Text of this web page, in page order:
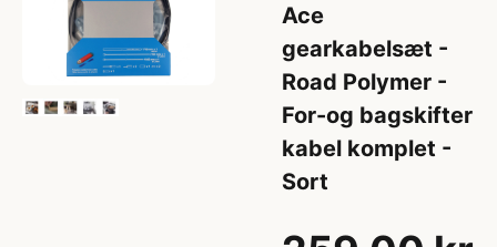
Ace
gearkabelsæt -
Road Polymer -
For-og bagskifter
kabel komplet -
Sort